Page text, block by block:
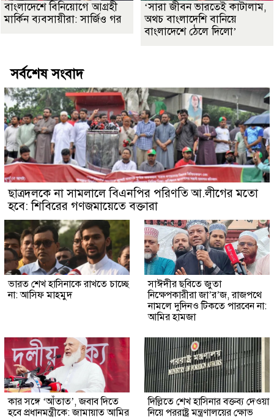
বাংলাদেশে বিনিয়োগে আগ্রহী
মার্কিন ব্যবসায়ীরা: সার্জিও গর
‘সারা জীবন ভারতেই কাটালাম,
অথচ বাংলাদেশি বানিয়ে
বাংলাদেশে ঠেলে দিলো’
সর্বশেষ সংবাদ
ছাত্রদলকে না সামলালে বিএনপির পরিণতি আ.লীগের মতো
হবে: শিবিরের গণজমায়েতে বক্তারা
ভারত শেখ হাসিনাকে রাখতে চাচ্ছে
না: আসিফ মাহমুদ
সাঈদীর ছবিতে জুতা
নিক্ষেপকারীরা জা’র’জ, রাজপথে
নামলে দুদিনও টিকতে পারবেন না:
আমির হামজা
কার সঙ্গে ‘আঁতাত’, জবাব দিতে
হবে প্রধানমন্ত্রীকে: জামায়াত আমির
দিল্লিতে শেখ হাসিনার বক্তব্য দেওয়া
নিয়ে পররাষ্ট্র মন্ত্রণালয়ের ক্ষোভ